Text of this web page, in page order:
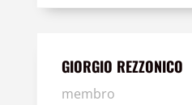
GIORGIO REZZONICO
membro